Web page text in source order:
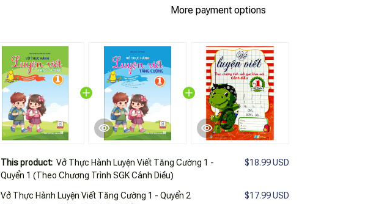
More payment options
This product: Vở Thực Hành Luyện Viết Tăng Cường 1 -
Quyển 1 (Theo Chương Trình SGK Cánh Diều)
$18.99 USD
Vở Thực Hành Luyện Viết Tăng Cường 1 - Quyển 2
$17.99 USD